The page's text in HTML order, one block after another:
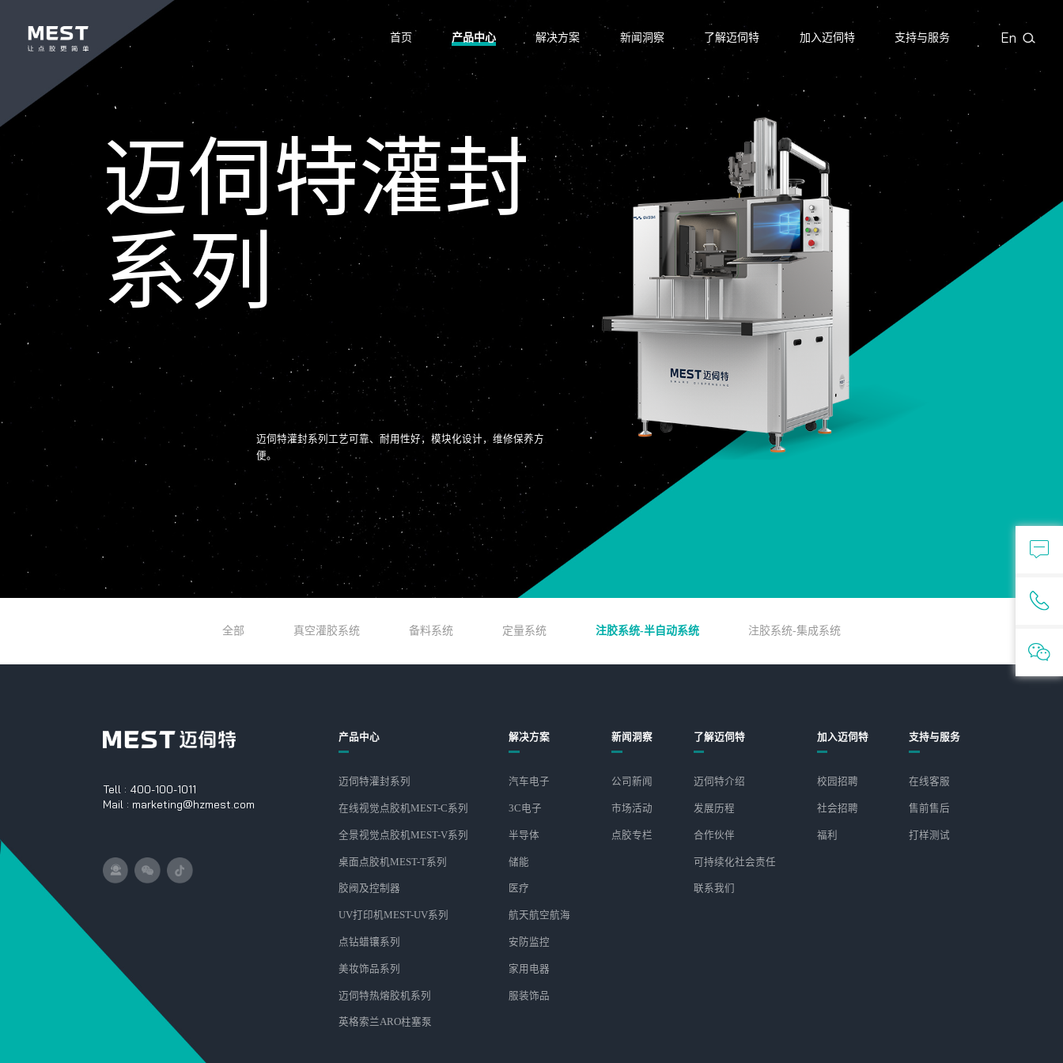
En
首页 产品中心 解决方案 新闻洞察 了解迈伺特 加入迈伺特 支持与服务
​迈伺特灌封
系列
迈伺特灌封系列工艺可靠、耐用性好，模块化设计，维修保养方
便。
全部 真空灌胶系统 备料系统 定量系统 注胶系统-半自动系统 注胶系统-集成系统
Tell : 400-100-1011
Mail : marketing@hzmest.com
产品中心
​迈伺特灌封系列
在线视觉点胶机MEST-C系列
全景视觉点胶机MEST-V系列
桌面点胶机MEST-T系列
胶阀及控制器
UV打印机MEST-UV系列
点钻蜡镶系列
美妆饰品系列
迈伺特热熔胶机系列
英格索兰ARO柱塞泵
解决方案
汽车电子
3C电子
半导体
储能
医疗
航天航空航海
安防监控
家用电器
服装饰品
新闻洞察
公司新闻
市场活动
点胶专栏
了解迈伺特
迈伺特介绍
发展历程
合作伙伴
可持续化社会责任
联系我们
加入迈伺特
校园招聘
社会招聘
福利
支持与服务
在线客服
售前售后
打样测试